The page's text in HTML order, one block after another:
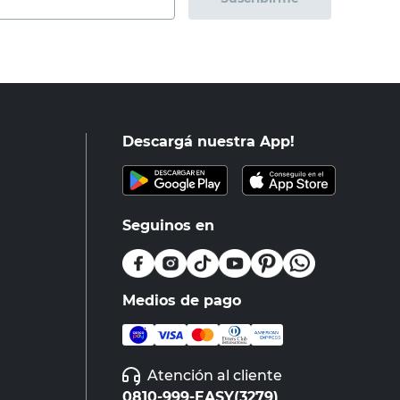
Descargá nuestra App!
Seguinos en
Medios de pago
Atención al cliente